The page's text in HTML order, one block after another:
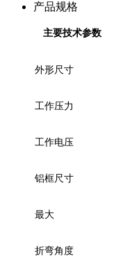
产品规格
主要技术参数
外形尺寸
工作压力
工作电压
铝框尺寸
最大
折弯角度